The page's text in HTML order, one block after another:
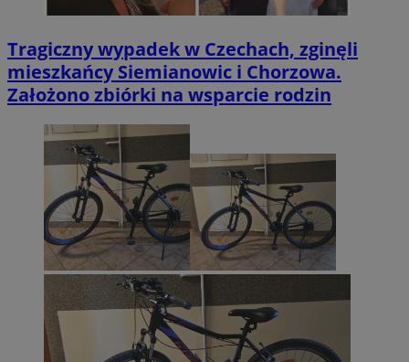
Tragiczny wypadek w Czechach, zginęli
mieszkańcy Siemianowic i Chorzowa.
Założono zbiórki na wsparcie rodzin